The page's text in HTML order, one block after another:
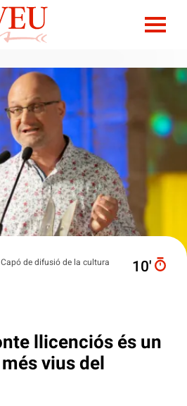
de difusió de la cultura
10′
llicenciós és un
vius del